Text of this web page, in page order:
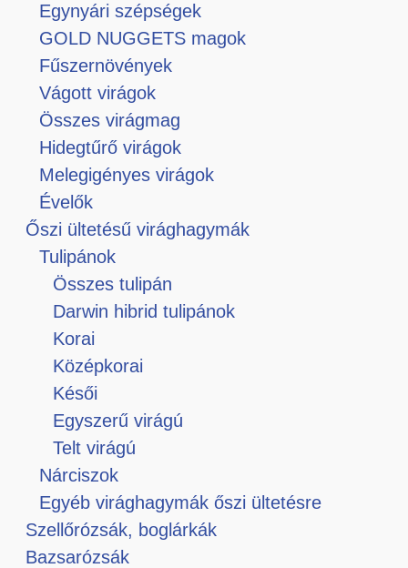
Egynyári szépségek
GOLD NUGGETS magok
Fűszernövények
Vágott virágok
Összes virágmag
Hidegtűrő virágok
Melegigényes virágok
Évelők
Őszi ültetésű virághagymák
Tulipánok
Összes tulipán
Darwin hibrid tulipánok
Korai
Középkorai
Késői
Egyszerű virágú
Telt virágú
Nárciszok
Egyéb virághagymák őszi ültetésre
Szellőrózsák, boglárkák
Bazsarózsák